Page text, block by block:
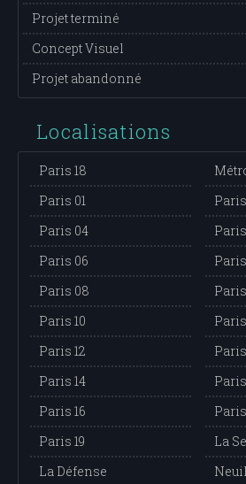
Projet terminé
Concept Visuel
Projet abandonné
Localisations
Paris 18
Paris 01
Paris 04
Paris 06
Paris 08
Paris 10
Paris
Paris 12
Paris
Paris 14
Paris
Paris 16
Paris
Paris 19
La
La Défense